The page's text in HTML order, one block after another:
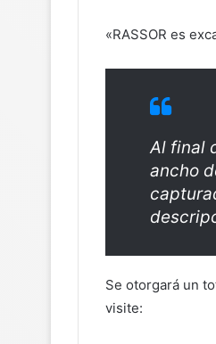
«RASSOR es
Al final
ancho
Se otorgará un
visite: